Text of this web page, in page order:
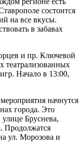
состоится
на все вкусы.
в забавах
и пр. Ключевой
театрализованных
Начало в 13:00,
начнутся
города. Это
Бруснева,
Продолжатся
ул. Морозова и